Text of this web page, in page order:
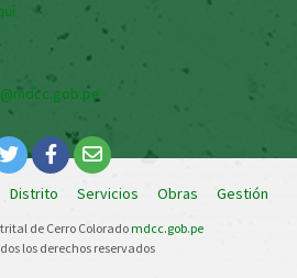
Distrito Servicios Obras Gestión
de Cerro Coloradomdcc.gob.pe
los derechos reservados